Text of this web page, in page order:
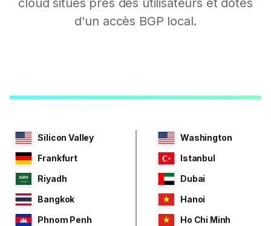
cloud situés près des utilisateurs et dotés
d'un accès BGP local.
Silicon Valley
Washington
Frankfurt
Istanbul
Riyadh
Dubai
Bangkok
Hanoi
Phnom Penh
Ho Chi Minh